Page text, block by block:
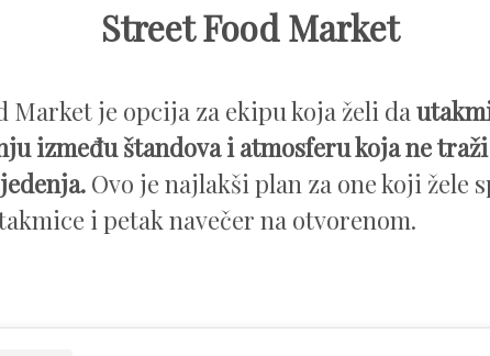
Street Food Market
Market je opcija za ekipu koja želi da
između štandova i atmosferu koja ne
Ovo je najlakši plan za one koji žele
i petak navečer na otvorenom.